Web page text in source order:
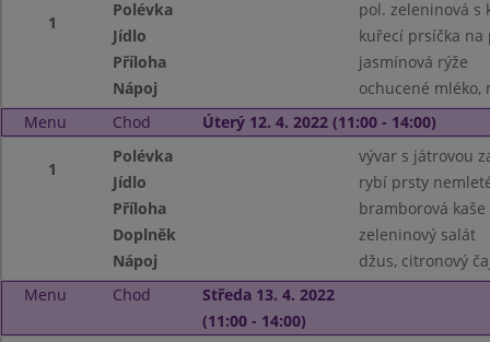
1
Polévka
pol. zeleninová s
Jídlo
kuřecí prsíčka na
Příloha
jasmínová rýže
Nápoj
ochucené
Menu
Chod Úterý 12. 4. 2022 (11:00 - 14:00)
1
Polévka
vývar s játrovou
Jídlo
rybí prsty
Příloha
bramborová
Doplněk
zeleninový salát
Nápoj
džus, citronový
Menu
Chod
Středa 13. 4. 2022
(11:00 - 14:00)